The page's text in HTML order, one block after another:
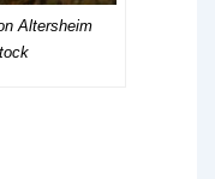
Altersheim